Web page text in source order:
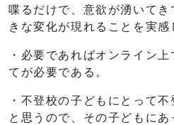
喋るだけで、意欲が湧いて
きな変化が現れることを実感
・必要であればオンライン
てが必要である。
・不登校の子どもにとって
と思うので、その子どもに